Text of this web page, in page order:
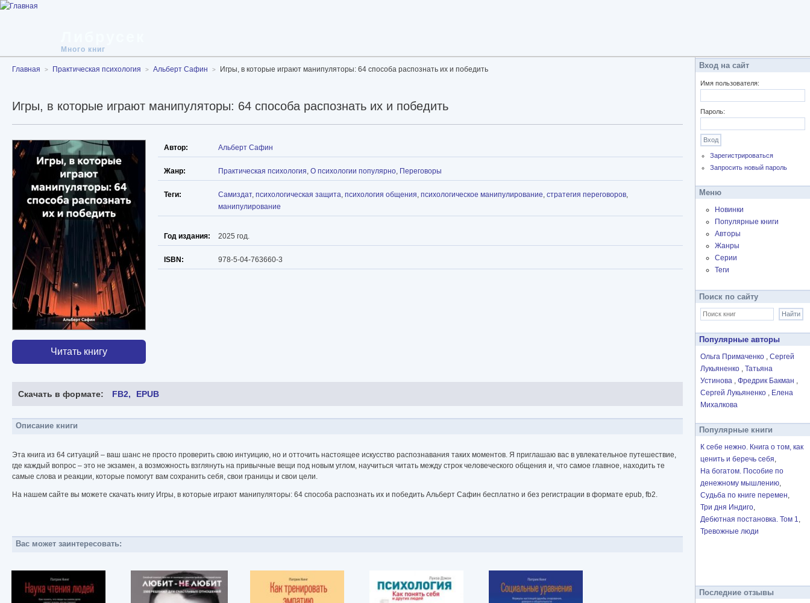
Много книг
Главная Практическая психология Альберт Сафин Игры, в которые играют манипуляторы: 64 способа распознать их и победить
Игры, в которые играют манипуляторы: 64 способа распознать их и победить
Читать книгу
Автор: Альберт Сафин
Жанр: Практическая психология, О психологии популярно, Переговоры
Теги: Самиздат, психологическая защита, психология общения, психологическое манипулирование, стратегия переговоров,
манипулирование
Год издания: 2025 год.
ISBN: 978-5-04-763660-3
Скачать в формате: FB2 EPUB
Описание книги
Эта книга из 64 ситуаций – ваш шанс не просто проверить свою интуицию, но и отточить настоящее искусство распознавания таких моментов. Я приглашаю вас в увлекательное путешествие,
где каждый вопрос – это не экзамен, а возможность взглянуть на привычные вещи под новым углом, научиться читать между строк человеческого общения и, что самое главное, находить те
самые слова и реакции, которые помогут вам сохранить себя, свои границы и свои цели.
На нашем сайте вы можете скачать книгу Игры, в которые играют манипуляторы: 64 способа распознать их и победить Альберт Сафин бесплатно и без регистрации в формате epub, fb2.
Вас может заинтересовать:
Вход на сайт
Имя пользователя:
Пароль:
Зарегистрироваться
Запросить новый пароль
Меню
Новинки
Популярные книги
Авторы
Жанры
Серии
Теги
Поиск по сайту
Популярные авторы
Ольга Примаченко
Сергей
Лукьяненко
Татьяна
Устинова
Фредрик Бакман
Сергей Лукьяненко
Елена
Михалкова
Популярные книги
К себе нежно. Книга о том, как
ценить и беречь себя
На богатом. Пособие по
денежному мышлению
Судьба по книге перемен
Три дня Индиго
Дебютная постановка. Том 1
Тревожные люди
Последние отзывы